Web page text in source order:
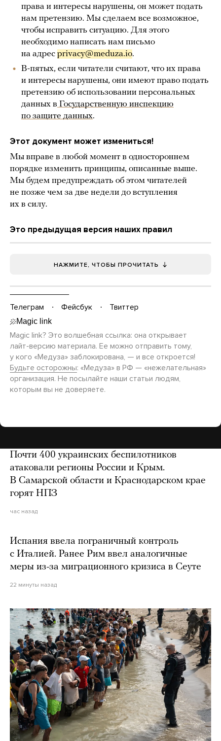
права и интересы нарушены, он может подать
нам претензию. Мы сделаем все возможное,
чтобы исправить ситуацию. Для этого
необходимо написать нам письмо
на адрес privacy@meduza.io.
В-пятых, если читатели считают, что их права
и интересы нарушены, они имеют право подать
претензию об использовании персональных
данных в Государственную инспекцию
по защите данных.
Этот документ может измениться!
Мы вправе в любой момент в одностороннем
порядке изменить принципы, описанные выше.
Мы будем предупреждать об этом читателей
не позже чем за две недели до вступления
их в силу.
Это предыдущая версия наших правил
НАЖМИТЕ, ЧТОБЫ ПРОЧИТАТЬ
Телеграм Фейсбук Твиттер
Magic link? Это волшебная ссылка: она открывает
лайт-версию материала. Ее можно отправить тому,
у кого «Медуза» заблокирована, — и все откроется!
Будьте осторожны: «Медуза» в РФ — «нежелательная»
организация. Не посылайте наши статьи людям,
которым вы не доверяете.
Почти 400 украинских беспилотников
атаковали регионы России и Крым.
В Самарской области и Краснодарском крае
горят НПЗ
час назад
Испания ввела пограничный контроль
с Италией. Ранее Рим ввел аналогичные
меры из-за миграционного кризиса в Сеуте
22 минуты назад